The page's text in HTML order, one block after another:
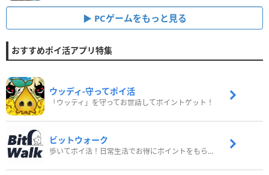
PCゲームをもっと見る
おすすめポイ活アプリ特集
ウッディ‐守ってポイ活
「ウッディ」を守ってお世話してポイントゲット！
ビットウォーク
歩いてポイ活！日常生活でお得にポイントをもらおう